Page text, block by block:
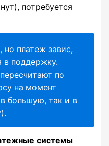
потребуется
но платеж завис,
в поддержку.
по
на момент
большую, так и в
системы